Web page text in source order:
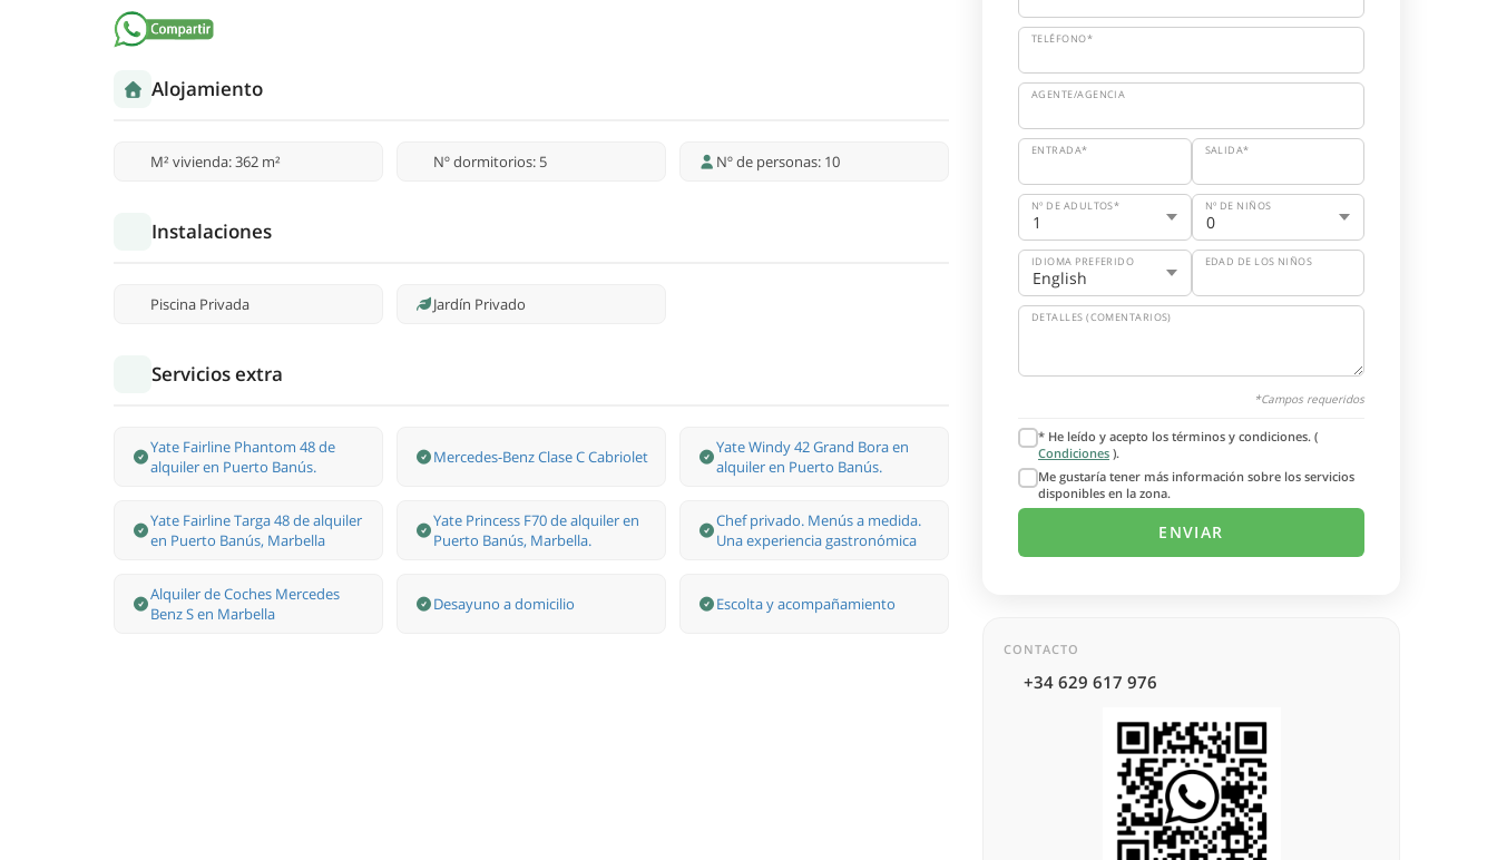
Alojamiento
M² vivienda: 362 m² Nº dormitorios: 5 Nº de personas: 10
Instalaciones
Piscina Privada Jardín Privado
Servicios extra
Yate Fairline Phantom 48 de
alquiler en Puerto Banús.
Mercedes-Benz Clase С Cabriolet
Yate Windy 42 Grand Bora en
alquiler en Puerto Banús.
Yate Fairline Targa 48 de alquiler
en Puerto Banús, Marbella
Yate Princess F70 de alquiler en
Puerto Banús, Marbella.
Chef privado. Menús a medida.
Una experiencia gastronómica
Alquiler de Coches Mercedes
Benz S en Marbella
Desayuno a domicilio Escolta y acompañamiento
TELÉFONO*
AGENTE/AGENCIA
ENTRADA* SALIDA*
Nº DE ADULTOS* Nº DE NIÑOS
IDIOMA PREFERIDO EDAD DE LOS NIÑOS
DETALLES (COMENTARIOS)
*Campos requeridos
* He leído y acepto los términos y condiciones. (
Condiciones ).
Me gustaría tener más información sobre los servicios
disponibles en la zona.
CONTACTO
+34 629 617 976